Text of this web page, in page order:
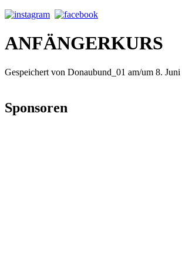
ANFÄNGERKURS
Gespeichert von Donaubund_01 am/um 8.
Sponsoren